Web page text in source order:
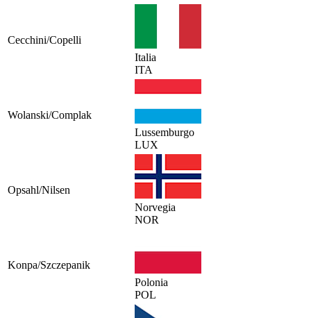
Cecchini/Copelli
Italia
ITA
Wolanski/Complak
Lussemburgo
LUX
Opsahl/Nilsen
Norvegia
NOR
Konpa/Szczepanik
Polonia
POL